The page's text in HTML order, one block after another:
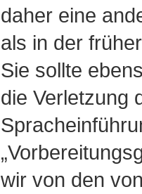
daher eine
als in der
Sie sollte
die Verletzung
wir von den